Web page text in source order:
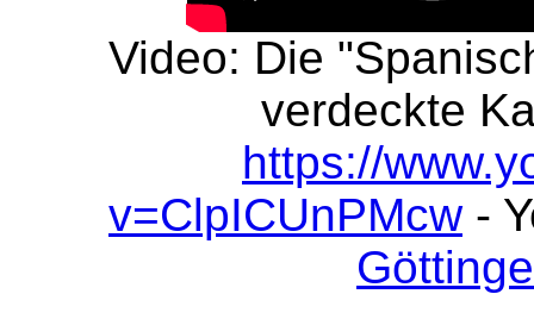
Video: Die
verdeckte
https://
v=ClpICUnPMcw-